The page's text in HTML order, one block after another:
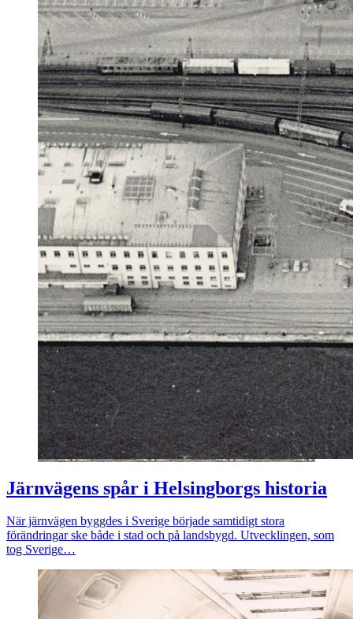
Järnvägens spår i Helsingborgs historia
När järnvägen byggdes i Sverige började samtidigt stora
förändringar ske både i stad och på landsbygd. Utvecklingen, som
tog Sverige…